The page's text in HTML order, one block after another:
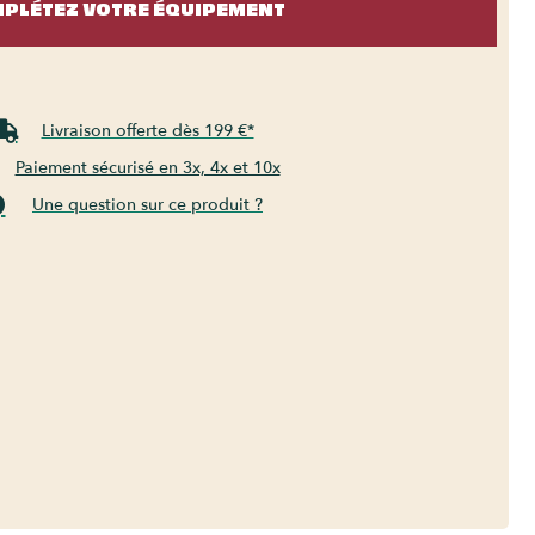
VOTRE ÉQUIPEMENT
Livraison offerte dès 199 €*
Paiement sécurisé en 3x, 4x et 10x
Une question sur ce produit ?